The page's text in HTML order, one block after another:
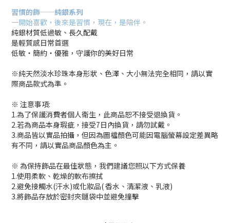
習慣的飾──純銀系列
一開始喜歡，後來是習慣，現在，是陪伴。
純銀材質低過敏、長久配戴
是輕質感日常首選
低敏‧簡約‧優雅，守護你的美好日常
※純天然淡水珍珠本身形狀、色澤、大小無法完全相同，請以實
際商品款式為準。
※ 注意事項:
1.為了保護消費者個人衛生，此商品恕不接受退換貨。
2.若為商品本身瑕疵，接受7日內換貨，請勿試戴。
3.商品皆以實品拍攝，但因為圖檔顏色可能因電腦螢幕設定差異略
有不同，請以實品商品顏色為主。
※ 為保持飾品在最佳狀態，我們建議您照以下方式保養
1.使用柔軟、乾燥的軟布擦拭
2.避免接觸水(汗水)或化妝品( 香水、清潔液、乳液)
3.將飾品存放於密封夾鏈袋中並避免撞擊